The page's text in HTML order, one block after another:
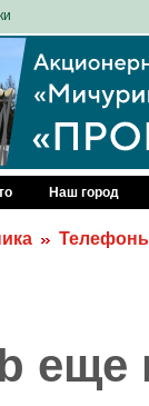
Наш город
еще